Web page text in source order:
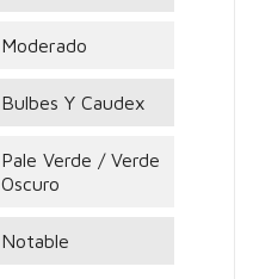
Moderado
Bulbes Y Caudex
Pale Verde / Verde
Oscuro
Notable